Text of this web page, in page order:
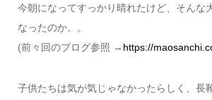
今朝になってすっかり晴れたけど、そんな
なったのか。。
(前々回のブログ参照 → https://
子供たちは気が気じゃなかったらしく、長